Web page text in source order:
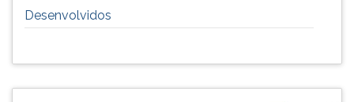
Desenvolvidos